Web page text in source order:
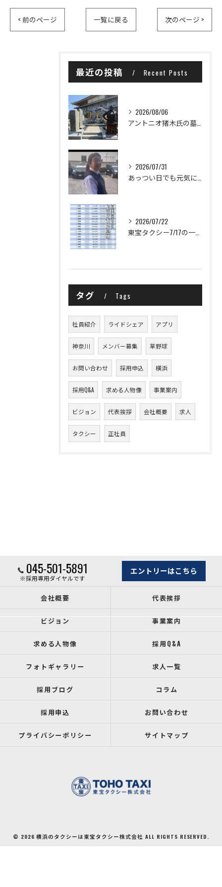
< 前のページ 一覧に戻る 次のページ >
最近の投稿 Recent Posts
2026/08/06
2026/07/31
2026/07/22
タグ Tags
社員紹介 ライドシェア アプリ
神奈川 メンバー募集 草野球
お問い合わせ 採用申込 横浜
採用Q&A 求める人物像 事業案内
ビジョン 代表挨拶 会社概要 求人
タクシー 正社員
045-501-5891
※採用専用ダイヤルです
エントリーはこちら
会社概要 代表挨拶
ビジョン 事業案内
求める人物像 採用Q&A
フォトギャラリー 求人一覧
採用ブログ コラム
採用申込 お問い合わせ
プライバシーポリシー サイトマップ
© 2026 横浜のタクシーは東宝タクシー株式会社 ALL RIGHTS RESERVED.